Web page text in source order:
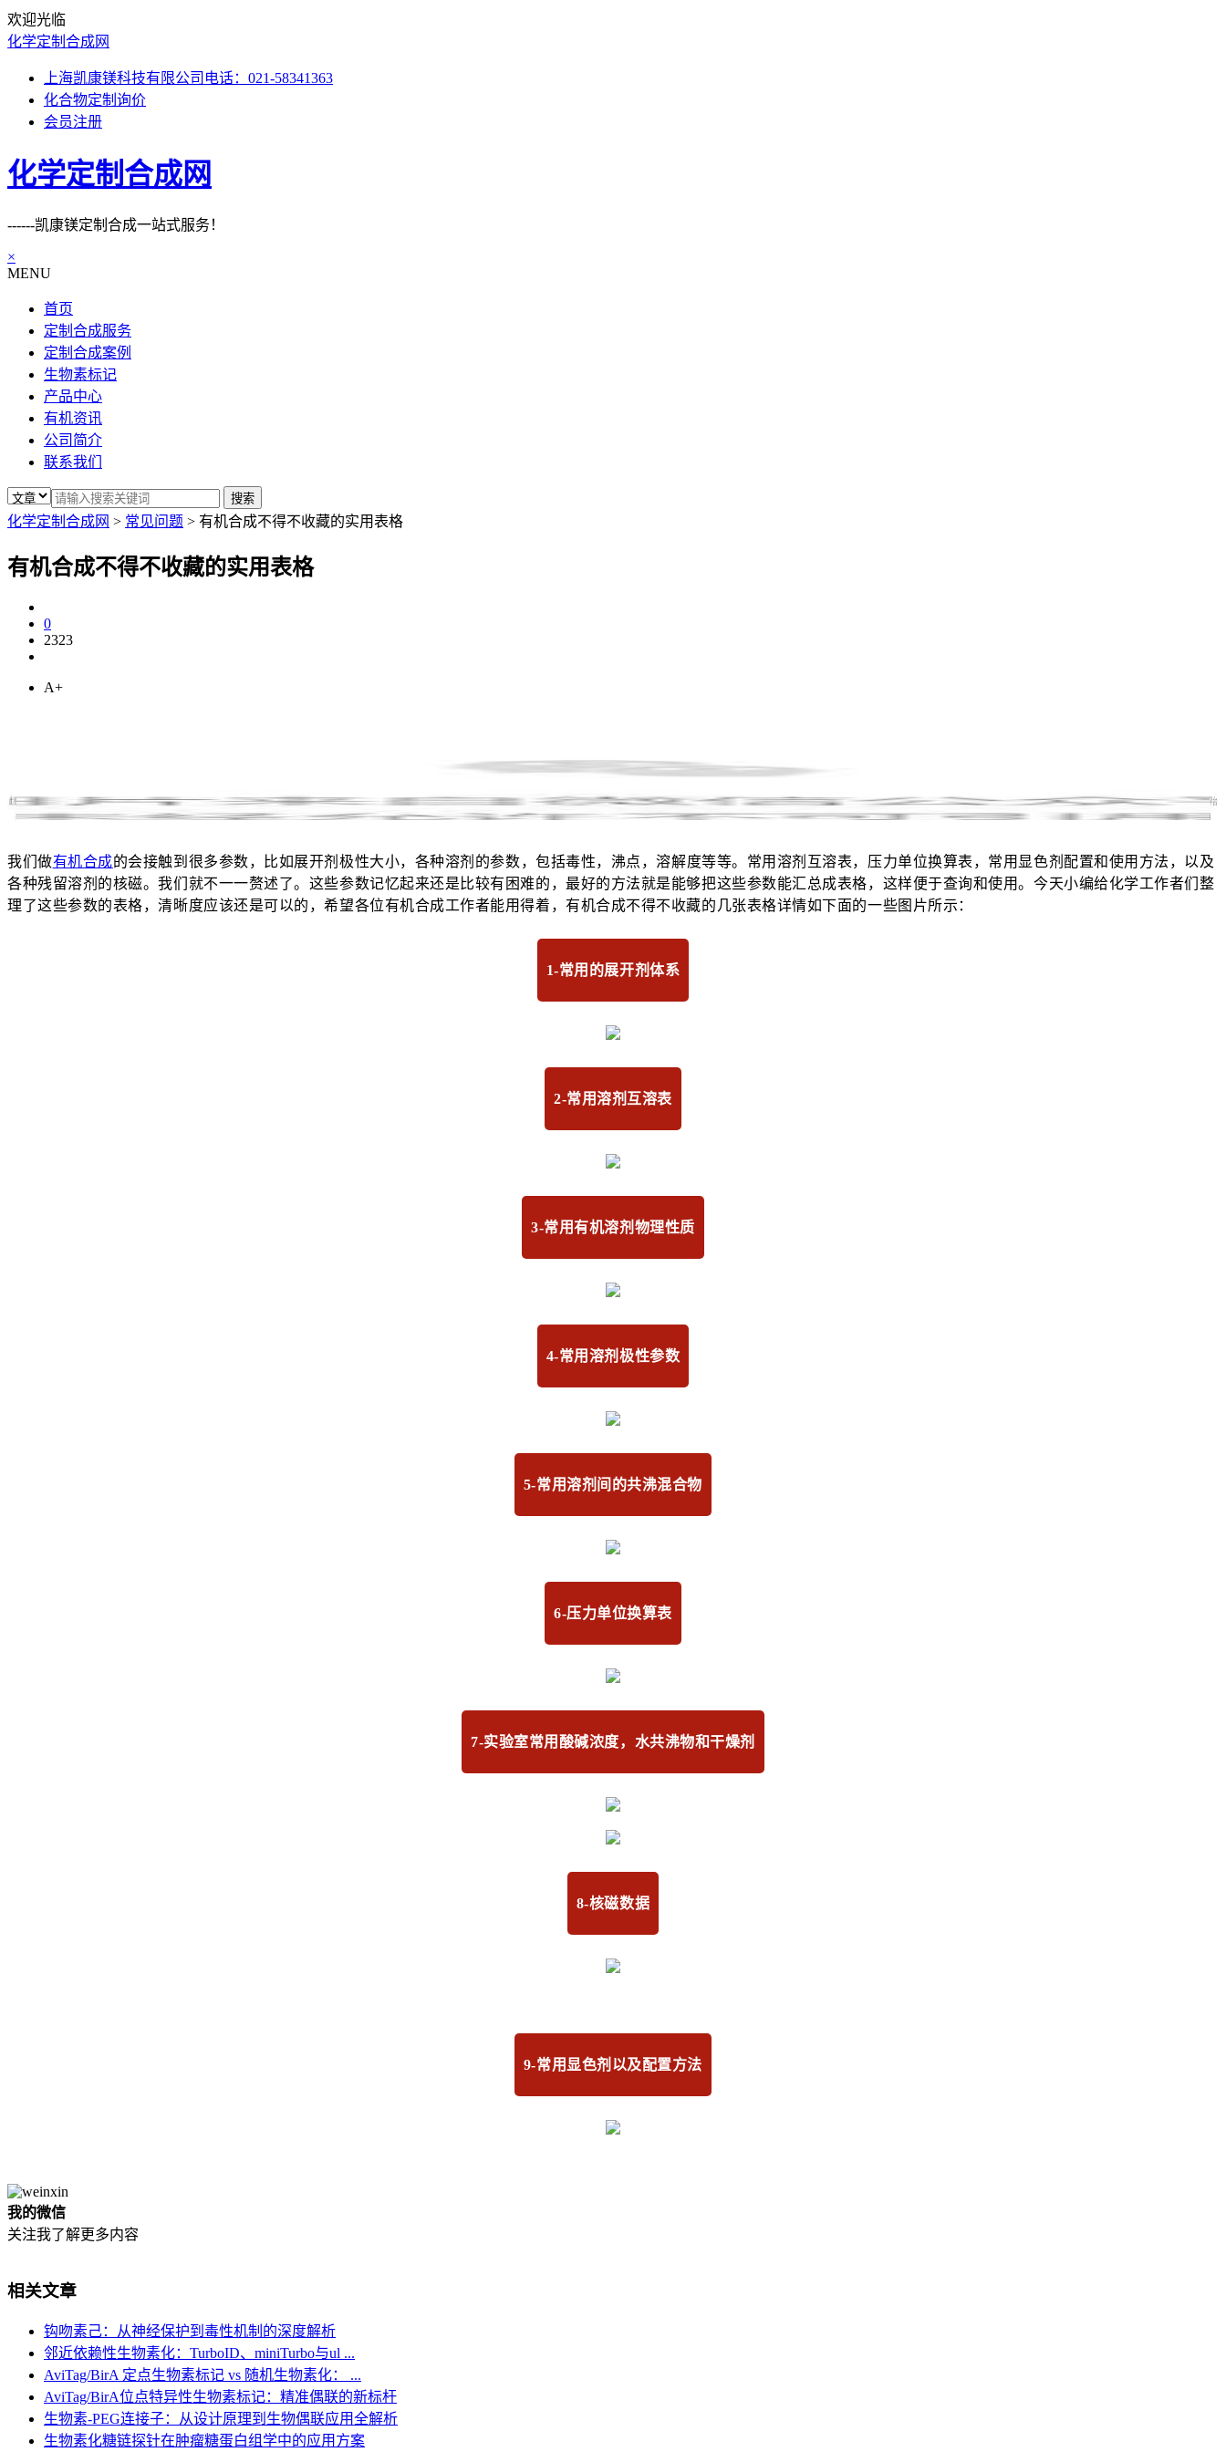
欢迎光临
化学定制合成网
上海凯康镁科技有限公司电话：021-58341363
化合物定制询价
会员注册
化学定制合成网
------凯康镁定制合成一站式服务！
×
MENU
首页
定制合成服务
定制合成案例
生物素标记
产品中心
有机资讯
公司简介
联系我们
化学定制合成网 > 常见问题 > 有机合成不得不收藏的实用表格
有机合成不得不收藏的实用表格
0
2323
A+
我们做有机合成的会接触到很多参数，比如展开剂极性大小，各种溶剂的参数，包括毒性，沸点，溶解度等等。常用溶剂互溶表，压力单位换算表，常用显色剂配置和使用方法，以及
各种残留溶剂的核磁。我们就不一一赘述了。这些参数记忆起来还是比较有困难的，最好的方法就是能够把这些参数能汇总成表格，这样便于查询和使用。今天小编给化学工作者们整
理了这些参数的表格，清晰度应该还是可以的，希望各位有机合成工作者能用得着，有机合成不得不收藏的几张表格详情如下面的一些图片所示：
1-常用的展开剂体系
2-常用溶剂互溶表
3-常用有机溶剂物理性质
4-常用溶剂极性参数
5-常用溶剂间的共沸混合物
6-压力单位换算表
7-实验室常用酸碱浓度，水共沸物和干燥剂
8-核磁数据
9-常用显色剂以及配置方法
我的微信
关注我了解更多内容
相关文章
钩吻素己：从神经保护到毒性机制的深度解析
邻近依赖性生物素化：TurboID、miniTurbo与ul ...
AviTag/BirA 定点生物素标记 vs 随机生物素化： ...
AviTag/BirA位点特异性生物素标记：精准偶联的新标杆
生物素-PEG连接子：从设计原理到生物偶联应用全解析
生物素化糖链探针在肿瘤糖蛋白组学中的应用方案